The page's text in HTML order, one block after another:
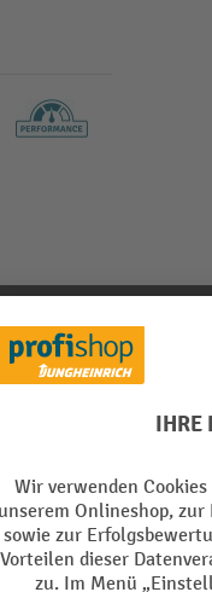
Dorn, bis
Aus der Kategorie:
20 mm